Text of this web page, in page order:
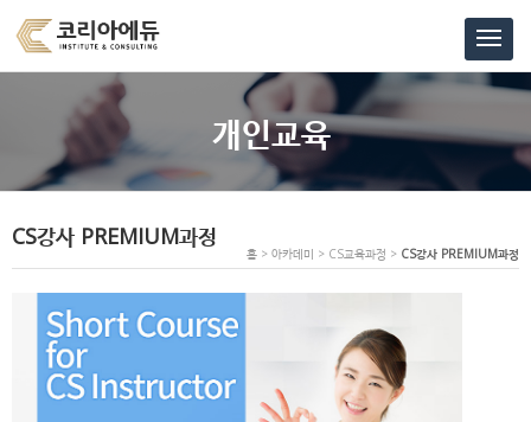
개인교육
CS강사 PREMIUM과정
홈 > 아카데미 > CS교육과정 > CS강사 PREMIUM과정